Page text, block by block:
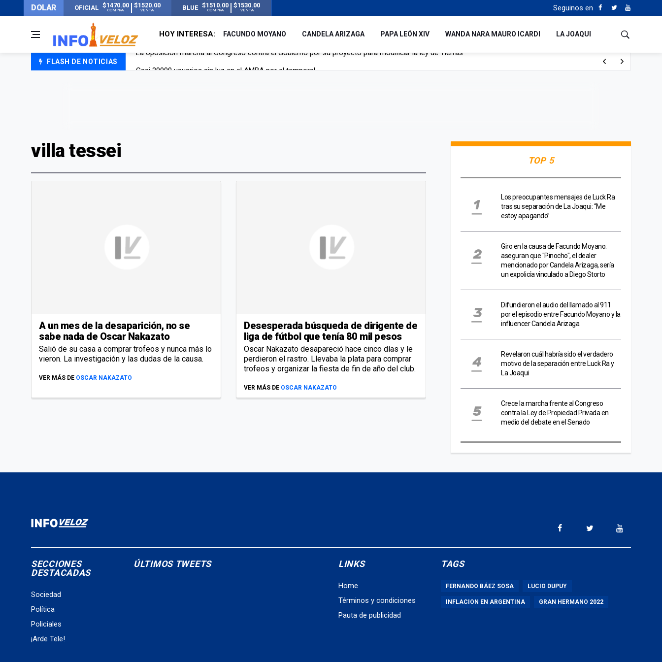
DOLAR OFICIAL $1470.00
COMPRA
$1520.00
VENTA BLUE $1510.00
COMPRA
$1530.00
VENTA Seguinos en
HOY INTERESA: FACUNDO MOYANO CANDELA ARIZAGA PAPA LEÓN XIV WANDA NARA MAURO ICARDI LA JOAQUI
FLASH DE NOTICIAS
villa tessei
A un mes de la desaparición, no se
sabe nada de Oscar Nakazato
Salió de su casa a comprar trofeos y nunca más lo
vieron. La investigación y las dudas de la causa.
VER MÁS DE OSCAR NAKAZATO
Desesperada búsqueda de dirigente de
liga de fútbol que tenía 80 mil pesos
Oscar Nakazato desapareció hace cinco días y le
perdieron el rastro. Llevaba la plata para comprar
trofeos y organizar la fiesta de fin de año del club.
VER MÁS DE OSCAR NAKAZATO
TOP 5
Los preocupantes mensajes de Luck Ra
tras su separación de La Joaqui: “Me
estoy apagando”
Giro en la causa de Facundo Moyano:
aseguran que "Pinocho", el dealer
mencionado por Candela Arizaga, sería
un expolicía vinculado a Diego Storto
Difundieron el audio del llamado al 911
por el episodio entre Facundo Moyano y la
influencer Candela Arizaga
Revelaron cuál habría sido el verdadero
motivo de la separación entre Luck Ra y
La Joaqui
Crece la marcha frente al Congreso
contra la Ley de Propiedad Privada en
medio del debate en el Senado
SECCIONES
DESTACADAS
Sociedad
Política
Policiales
¡Arde Tele!
ÚLTIMOS TWEETS LINKS
Home
Términos y condiciones
Pauta de publicidad
TAGS
FERNANDO BÁEZ SOSA LUCIO DUPUY
INFLACION EN ARGENTINA GRAN HERMANO 2022